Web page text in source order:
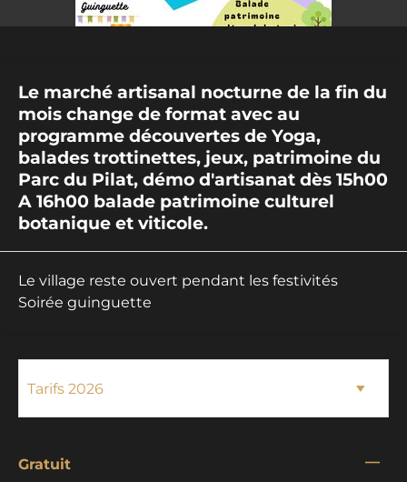
Le marché artisanal nocturne de la fin du
mois change de format avec au
programme découvertes de Yoga,
balades trottinettes, jeux, patrimoine du
Parc du Pilat, démo d'artisanat dès 15h00
A 16h00 balade patrimoine culturel
botanique et viticole.
Le village reste ouvert pendant les festivités
Soirée guinguette
Gratuit —